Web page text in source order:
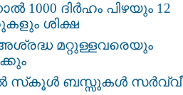
1000 ദിർഹം പിഴയും 12
ശിക്ഷ
മറ്റുള്ളവരെയും
സ്‌കൂൾ ബസ്സുകൾ